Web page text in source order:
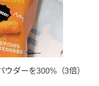
ウダーを300%（3倍）